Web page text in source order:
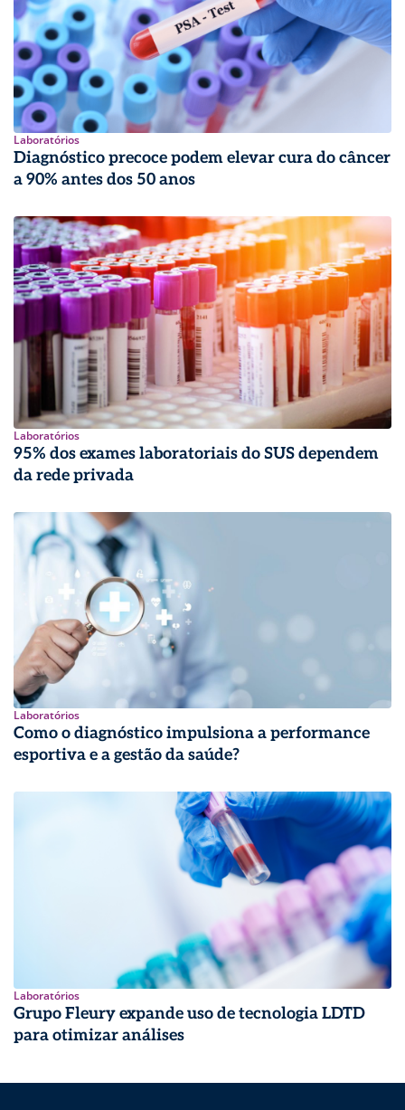
Laboratórios
Diagnóstico precoce podem elevar cura do câncer
a 90% antes dos 50 anos
Laboratórios
95% dos exames laboratoriais do SUS dependem
da rede privada
Laboratórios
Como o diagnóstico impulsiona a performance
esportiva e a gestão da saúde?
Laboratórios
Grupo Fleury expande uso de tecnologia LDTD
para otimizar análises